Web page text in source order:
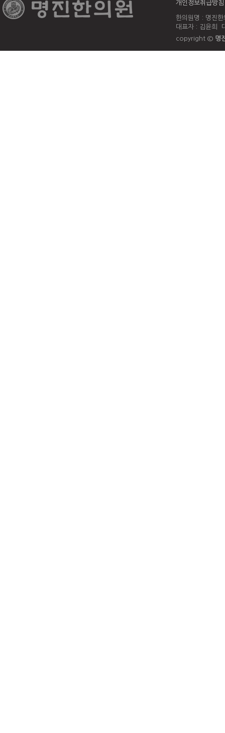
개인정보취급방침
한의원명 : 명진
대표자 : 김윤희
copyright © 명